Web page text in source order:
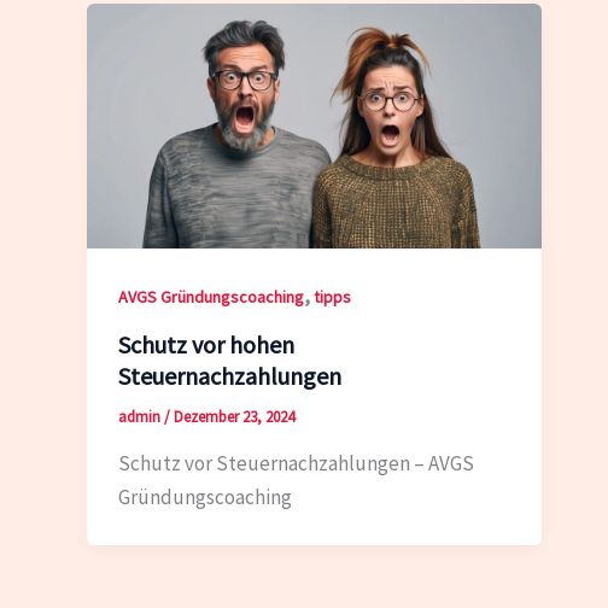
AVGS Gründungscoaching,tipps
Schutz vor hohen
Steuernachzahlungen
admin/Dezember 23, 2024
Schutz vor Steuernachzahlungen – AVGS
Gründungscoaching